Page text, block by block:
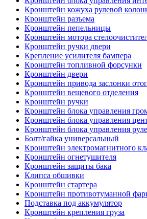
Кронштейн кожуха рулевой
Кронштейн разъема
Кронштейн пепельницы
Кронштейн мотора
Кронштейн ручки двери
Крепление усилителя бампера
Кронштейн топливной форсунки
Кронштейн двери
Кронштейн привода заслонки
Кронштейн вещевого отделения
Кронштейн ручки
Кронштейн блока управления
Кронштейн блока управления
Кронштейн блока управления
Болт/гайка универсальный
Кронштейн электромагнитного
Кронштейн огнетушителя
Кронштейн защиты бака
Клипса обшивки
Кронштейн стартера
Кронштейн противотуманной
Подставка под аккумулятор
Кронштейн крепления груза